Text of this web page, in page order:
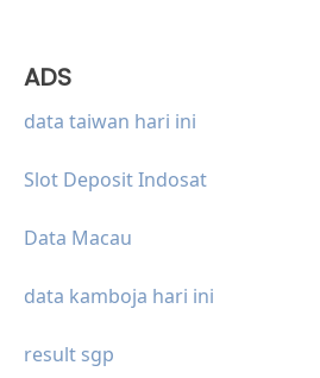
ADS
data taiwan hari ini
Slot Deposit Indosat
Data Macau
data kamboja hari ini
result sgp